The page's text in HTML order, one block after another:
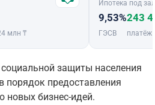
млн ₸
Ипотека под
9,53%
ГЭСВ
243
платёж
защиты населения
порядок предоставления
новых бизнес-идей.